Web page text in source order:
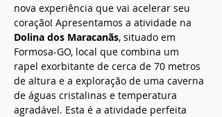
nova experiência que vai acelerar seu
coração! Apresentamos a atividade na
Dolina dos Maracanãs, situado em
Formosa-GO, local que combina um
rapel exorbitante de cerca de 70 metros
de altura e a exploração de uma caverna
de águas cristalinas e temperatura
agradável. Esta é a atividade perfeita